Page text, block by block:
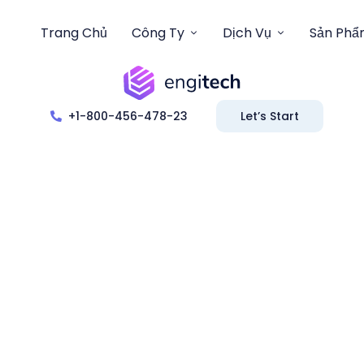
Trang Chủ Công Ty Dịch Vụ Sản
+1-800-456-478-23 Let’s Start